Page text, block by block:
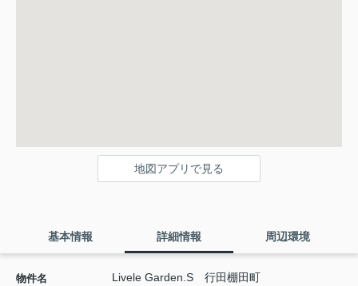
地図アプリで見る
基本情報 詳細情報 周辺環境
物件名 Livele Garden.S 行田棚田町